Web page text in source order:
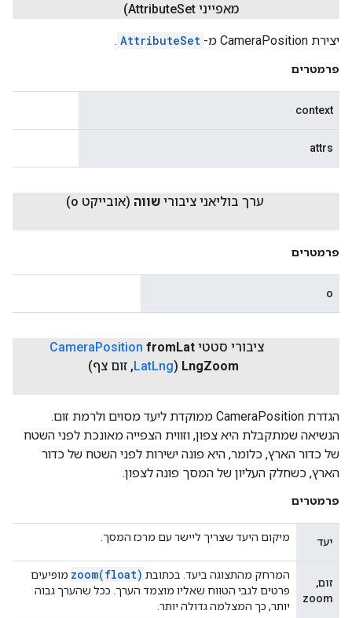
מאפייני Attribute Set)
יצירת CameraPosition מ- AttributeSet
.
פרמטרים
context
attrs
ערך בוליאני ציבורי שווה (אובייקט o)
פרמטרים
o
ציבורי סטטי CameraPosition fromLat
LngZoom
(
LatLng
, זום צף)
הגדרת CameraPosition ממוקדת ליעד מסוים ולרמת זום.
הנשיאה שמתקבלת היא צפון, וזווית הצפייה מאונכת לפני השטח
של כדור הארץ, כלומר, היא פונה ישירות לפני השטח של כדור
הארץ, כשחלק העליון של המסך פונה לצפון.
פרמטרים
יעד מיקום היעד שצריך ליישר עם מרכז המסך.
זום,
zoom
המרחק מהתצוגה ביעד. בכתובת zoom(float)
מופיעים
פרטים לגבי הטווח שאליו מוצמד הערך. ככל שהערך גבוה
יותר, כך המצלמה גדולה יותר.